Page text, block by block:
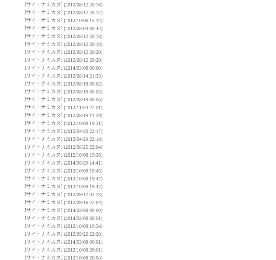
[サイ・ナミカタ] (2012/08/12 20:16)
[サイ・ナミカタ] (2012/08/12 20:17)
[サイ・ナミカタ] (2012/10/06 15:34)
[サイ・ナミカタ] (2012/08/04 00:44)
[サイ・ナミカタ] (2012/08/12 20:18)
[サイ・ナミカタ] (2012/08/12 20:19)
[サイ・ナミカタ] (2012/08/12 20:20)
[サイ・ナミカタ] (2012/08/12 20:20)
[サイ・ナミカタ] (2014/03/08 00:00)
[サイ・ナミカタ] (2012/08/14 21:33)
[サイ・ナミカタ] (2012/08/18 00:02)
[サイ・ナミカタ] (2012/08/18 00:03)
[サイ・ナミカタ] (2012/08/18 00:05)
[サイ・ナミカタ] (2012/11/04 22:01)
[サイ・ナミカタ] (2012/08/19 11:29)
[サイ・ナミカタ] (2012/10/08 19:31)
[サイ・ナミカタ] (2013/04/20 22:17)
[サイ・ナミカタ] (2013/04/20 22:18)
[サイ・ナミカタ] (2012/08/25 22:04)
[サイ・ナミカタ] (2012/10/08 19:38)
[サイ・ナミカタ] (2014/06/29 14:41)
[サイ・ナミカタ] (2012/10/08 19:43)
[サイ・ナミカタ] (2012/10/08 19:47)
[サイ・ナミカタ] (2012/10/08 19:47)
[サイ・ナミカタ] (2012/09/12 01:23)
[サイ・ナミカタ] (2012/09/16 22:04)
[サイ・ナミカタ] (2014/03/08 00:00)
[サイ・ナミカタ] (2014/03/08 00:01)
[サイ・ナミカタ] (2012/10/08 19:54)
[サイ・ナミカタ] (2012/09/22 22:20)
[サイ・ナミカタ] (2014/03/08 00:01)
[サイ・ナミカタ] (2012/10/08 20:01)
[サイ・ナミカタ] (2012/10/08 20:04)